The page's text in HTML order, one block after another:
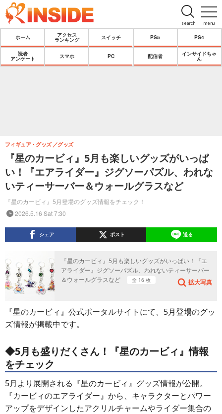
menu
search
ホーム
アクセス
ランキング
スイッチ PS5 PS4
読者
アンケート
スマホ PC 配信者
インサイドちゃ
ん
『星のカービィ』5月も楽しいグッズがいっぱ
い！『エアライダー』ジグソーパズル、われな
いティーサーバー＆ウォールグラスなど
『星のカービィ』5月登場のグッズ情報をチェック！
フィギュア・グッズ グッズ
2026.5.16 Sat 7:30
シェア ポスト 送る
『星のカービィ』5月も楽しいグッズがいっぱい！『エ
アライダー』ジグソーパズル、われないティーサーバー
＆ウォールグラスなど
全 16 枚 拡大写真
『星のカービィ』公式ポータルサイトにて、5月登場のグッ
ズ情報が掲載中です。
◆5月も盛りだくさん！『星のカービィ』情報
をチェック
5月より展開される『星のカービィ』グッズ情報が公開。
『カービィのエアライダー』から、キャラクターとパワー
アップをデザインしたアクリルチャームやライダー集合の